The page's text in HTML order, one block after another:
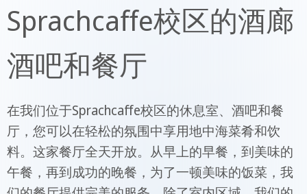
Sprachcaffe校区的酒廊
酒吧和餐厅
在我们位于Sprachcaffe校区的休息室、酒吧和餐
厅，您可以在轻松的氛围中享用地中海菜肴和饮
料。这家餐厅全天开放。从早上的早餐，到美味的
午餐，再到成功的晚餐，为了一顿美味的饭菜，我